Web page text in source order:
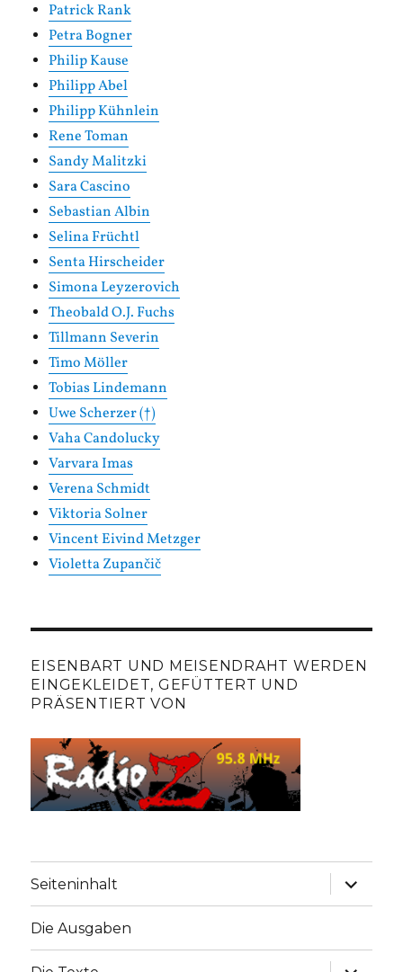
Patrick Rank
Petra Bogner
Philip Kause
Philipp Abel
Philipp Kühnlein
Rene Toman
Sandy Malitzki
Sara Cascino
Sebastian Albin
Selina Früchtl
Senta Hirscheider
Simona Leyzerovich
Theobald O.J. Fuchs
Tillmann Severin
Timo Möller
Tobias Lindemann
Uwe Scherzer (†)
Vaha Candolucky
Varvara Imas
Verena Schmidt
Viktoria Solner
Vincent Eivind Metzger
Violetta Zupančič
EISENBART UND MEISENDRAHT WERDEN
EINGEKLEIDET, GEFÜTTERT UND
PRÄSENTIERT VON
Seiteninhalt
Die Ausgaben